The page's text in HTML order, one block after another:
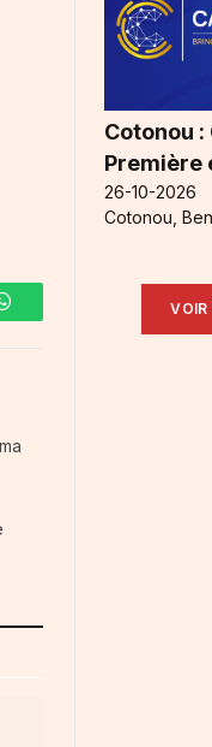
WhatsApp
Cotonou :
Première
26-10-2026
Cotonou,
VOIR